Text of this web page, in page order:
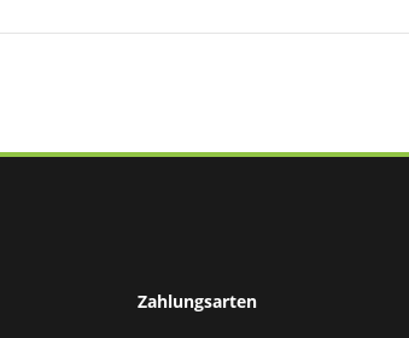
Zahlungsarten